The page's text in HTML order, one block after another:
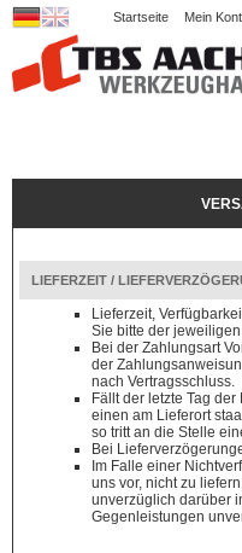
Startseite Mein
LIEFERZEIT /
Lieferzeit,
Sie bitte der
Bei der Zahlungsart
der
nach Vertragsschluss.
Fällt der letzte Tag
einen am Lieferort
so tritt an die Stelle
Bei
Im Falle einer
uns vor, nicht zu
unverzüglich darüber
Gegenleistungen